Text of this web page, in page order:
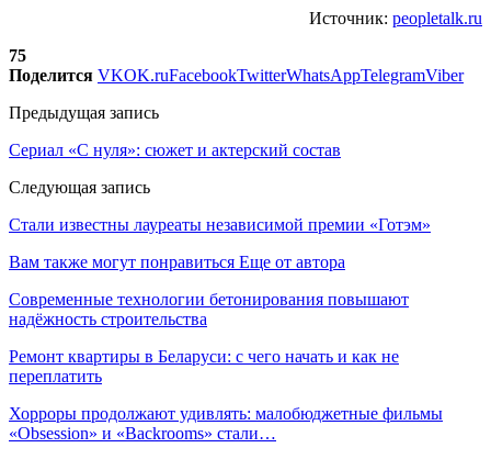
Источник: peopletalk.ru
75
Поделится VKOK.ruFacebookTwitterWhatsAppTelegramViber
Предыдущая запись
Сериал «С нуля»: сюжет и актерский состав
Следующая запись
Стали известны лауреаты независимой премии «Готэм»
Вам также могут понравиться Еще от автора
Современные технологии бетонирования повышают
надёжность строительства
Ремонт квартиры в Беларуси: с чего начать и как не
переплатить
Хорроры продолжают удивлять: малобюджетные фильмы
«Obsession» и «Backrooms» стали…